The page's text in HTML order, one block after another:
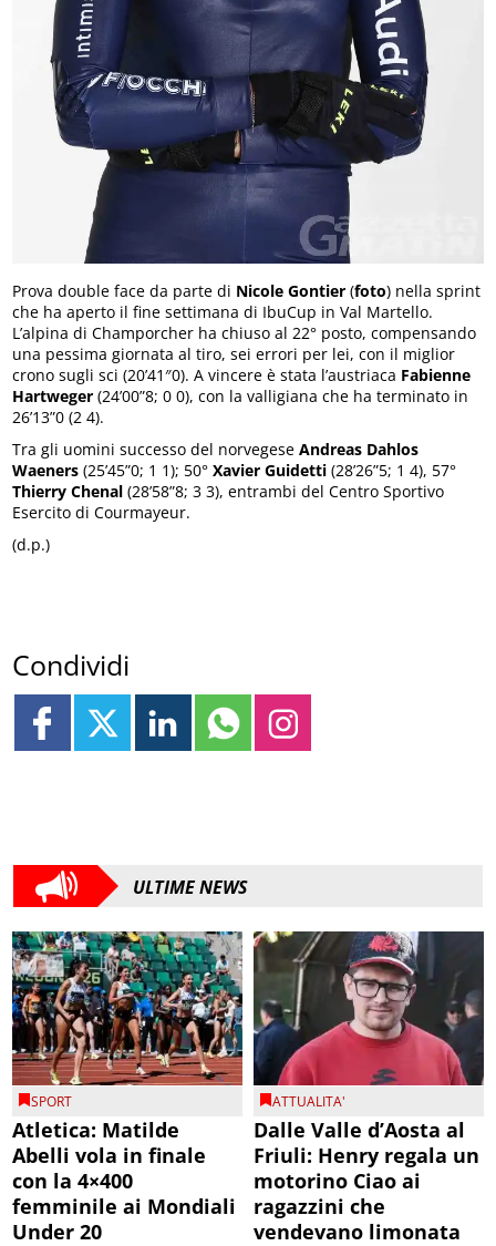
Prova double face da parte di Nicole Gontier (foto) nella sprint
che ha aperto il fine settimana di IbuCup in Val Martello.
L’alpina di Champorcher ha chiuso al 22° posto, compensando
una pessima giornata al tiro, sei errori per lei, con il miglior
crono sugli sci (20’41″0). A vincere è stata l’austriaca Fabienne
Hartweger (24’00”8; 0 0), con la valligiana che ha terminato in
26’13”0 (2 4).
Tra gli uomini successo del norvegeseAndreas Dahlos
Waeners (25’45”0; 1 1); 50°Xavier Guidetti (28’26”5; 1 4), 57°
Thierry Chenal (28’58”8; 3 3), entrambi del Centro Sportivo
Esercito di Courmayeur.
(d.p.)
Condividi
ULTIME NEWS
SPORT
Atletica: Matilde
Abelli vola in finale
con la 4×400
femminile ai Mondiali
Under 20
ATTUALITA'
Dalle Valle d’Aosta al
Friuli: Henry regala un
motorino Ciao ai
ragazzini che
vendevano limonata